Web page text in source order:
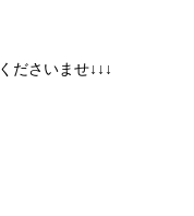
ださいませ↓↓↓